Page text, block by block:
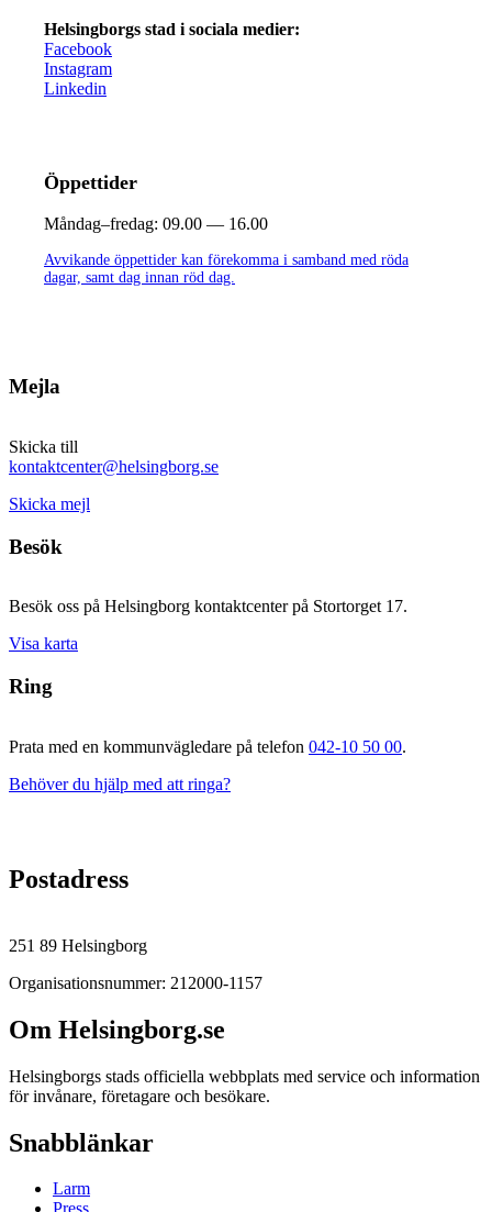
Helsingborgs stad i sociala medier:
Facebook
Instagram
Linkedin
Öppettider
Måndag–fredag: 09.00 — 16.00
Avvikande öppettider kan förekomma i samband med röda
dagar, samt dag innan röd dag.
Mejla
Skicka till
kontaktcenter@helsingborg.se
Skicka mejl
Besök
Besök oss på Helsingborg kontaktcenter på Stortorget 17.
Visa karta
Ring
Prata med en kommunvägledare på telefon 042-10 50 00.
Behöver du hjälp med att ringa?
Postadress
251 89 Helsingborg
Organisationsnummer: 212000-1157
Om Helsingborg.se
Helsingborgs stads officiella webbplats med service och information
för invånare, företagare och besökare.
Snabblänkar
Larm